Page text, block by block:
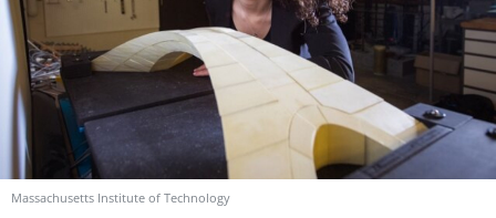
Massachusetts Institute of Technology